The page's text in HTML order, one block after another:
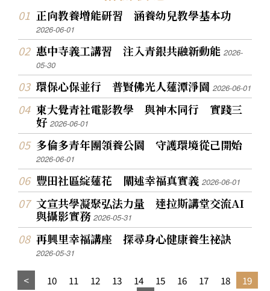
正向教養增能研習 涵養幼兒教學基本功
2026-06-01
惠中寺義工講習 注入青銀共融新動能2026-
05-30
環保心保並行 普賢佛光人蓮潭淨園2026-06-01
東大覺青社電影教學 與神木同行 實踐三
好2026-06-01
多倫多青年團領養公園 守護環境從己開始
2026-06-01
豐田社區綻蓮花 闡述幸福真實義2026-06-01
文宣共學凝聚弘法力量 達拉斯講堂交流AI
與攝影實務2026-05-31
再興里幸福講座 探尋身心健康養生祕訣
2026-05-31
10 11 12 13 14 15 16 17 18
19